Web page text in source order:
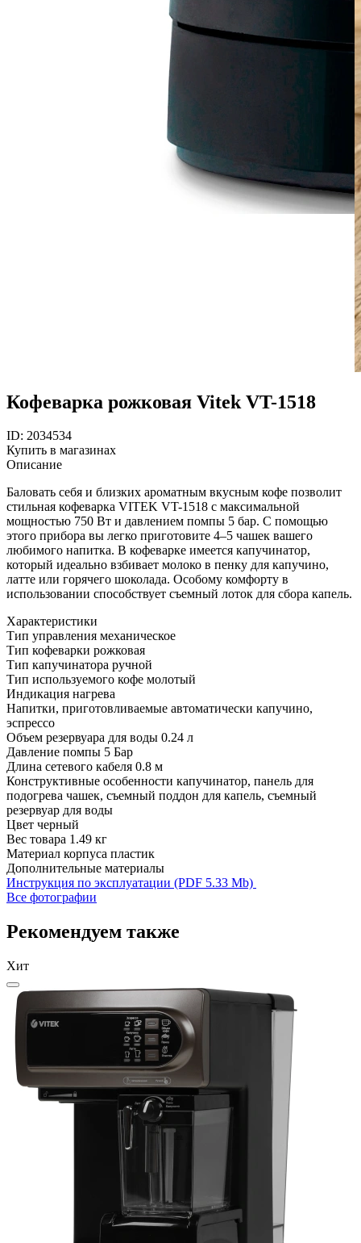
Кофеварка рожковая Vitek VT-1518
ID: 2034534
Купить в магазинах
Описание
Баловать себя и близких ароматным вкусным кофе позволит
стильная кофеварка VITEK VT-1518 с максимальной
мощностью 750 Вт и давлением помпы 5 бар. С помощью
этого прибора вы легко приготовите 4–5 чашек вашего
любимого напитка. В кофеварке имеется капучинатор,
который идеально взбивает молоко в пенку для капучино,
латте или горячего шоколада. Особому комфорту в
использовании способствует съемный лоток для сбора капель.
Характеристики
Тип управления механическое
Тип кофеварки рожковая
Тип капучинатора ручной
Тип используемого кофе молотый
Индикация нагрева
Напитки, приготовливаемые автоматически капучино,
эспрессо
Объем резервуара для воды 0.24 л
Давление помпы 5 Бар
Длина сетевого кабеля 0.8 м
Конструктивные особенности капучинатор, панель для
подогрева чашек, съемный поддон для капель, съемный
резервуар для воды
Цвет черный
Вес товара 1.49 кг
Материал корпуса пластик
Дополнительные материалы
Инструкция по эксплуатации (PDF 5.33 Mb)
Все фотографии
Рекомендуем также
Хит